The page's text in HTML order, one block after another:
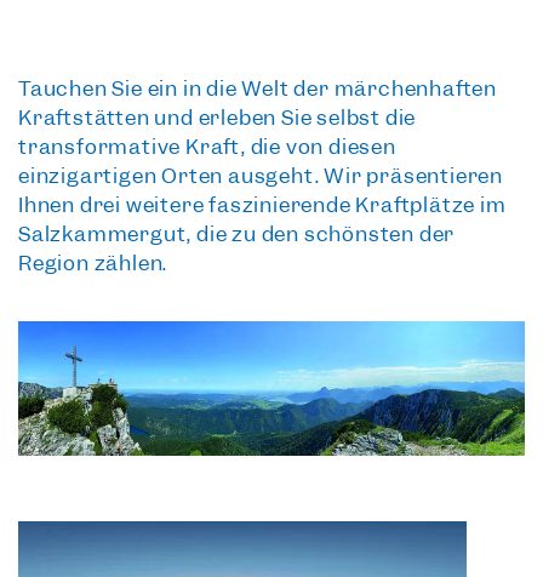
Tauchen Sie ein in die Welt der märchenhaften
Kraftstätten und erleben Sie selbst die
transformative Kraft, die von diesen
einzigartigen Orten ausgeht. Wir präsentieren
Ihnen drei weiterefaszinierende Kraftplätze im
Salzkammergut, die zu den schönsten der
Region zählen.